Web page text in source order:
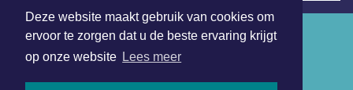
Deze website maakt gebruik van cookies om
ervoor te zorgen dat u de beste ervaring krijgt
op onze website Lees meer
Algemene voorwaarden
Disclaimer